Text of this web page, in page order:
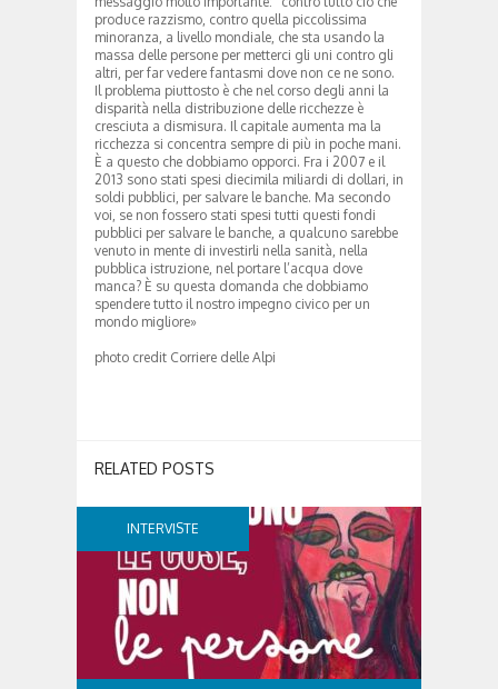
produce razzismo, contro quella piccolissima
minoranza, a livello mondiale, che sta usando la
massa delle persone per metterci gli uni contro gli
altri, per far vedere fantasmi dove non ce ne sono.
Il problema piuttosto è che nel corso degli anni la
disparità nella distribuzione delle ricchezze è
cresciuta a dismisura. Il capitale aumenta ma la
ricchezza si concentra sempre di più in poche mani.
È a questo che dobbiamo opporci. Fra i 2007 e il
2013 sono stati spesi diecimila miliardi di dollari, in
soldi pubblici, per salvare le banche. Ma secondo
voi, se non fossero stati spesi tutti questi fondi
pubblici per salvare le banche, a qualcuno sarebbe
venuto in mente di investirli nella sanità, nella
pubblica istruzione, nel portare l’acqua dove
manca? È su questa domanda che dobbiamo
spendere tutto il nostro impegno civico per un
mondo migliore»
photo credit Corriere delle Alpi
RELATED POSTS
INTERVISTE